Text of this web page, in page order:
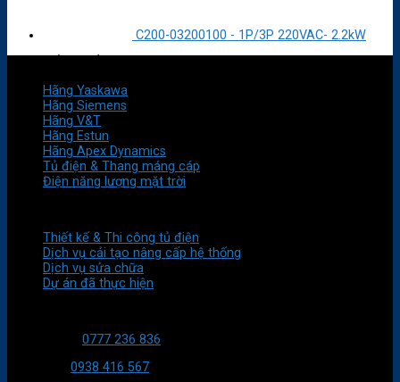
C200-03200100 - 1P/3P 220VAC- 2.2kW
Hãng Yaskawa
Hãng Siemens
Hãng V&T
Hãng Estun
Hãng Apex Dynamics
Tủ điện & Thang máng cáp
Điện năng lượng mặt trời
Thiết kế & Thi công tủ điện
Dịch vụ cải tạo nâng cấp hệ thống
Dịch vụ sửa chữa
Dự án đã thực hiện
0777 236 836
0938 416 567